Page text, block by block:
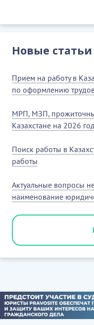
Новые статьи
Прием на работу в
по оформлению
МРП, МЗП,
Казахстане на 2026
Поиск работы в
работы
Актуальные вопросы
наименование